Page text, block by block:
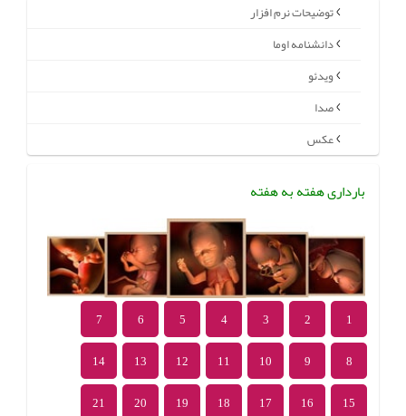
توضیحات نرم افزار
دانشنامه اوما
ویدئو
صدا
عکس
بارداری هفته به هفته
1
2
3
4
5
6
7
8
9
10
11
12
13
14
15
16
17
18
19
20
21